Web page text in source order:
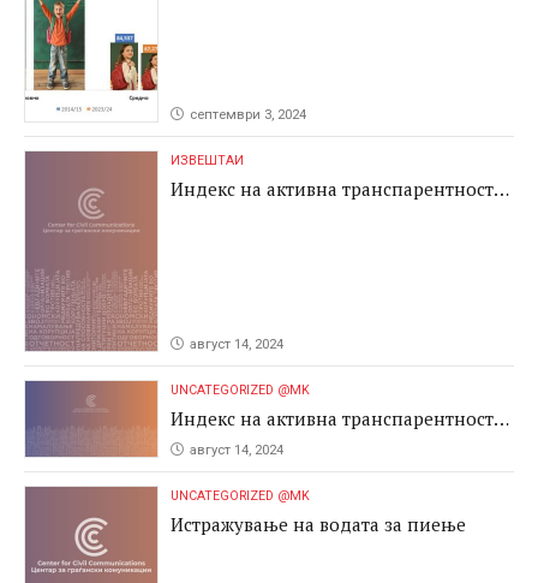
овде. Повеќе информации на (02) 3213-
513 или на center@ccc.org.mk.
септември 3, 2024
ИЗВЕШТАИ
Индекс на активна транспарентност
август 14, 2024
UNCATEGORIZED @MK
Индекс на активна транспарентност
2024август 14, 2024
UNCATEGORIZED @MK
Истражување на водата за пиење